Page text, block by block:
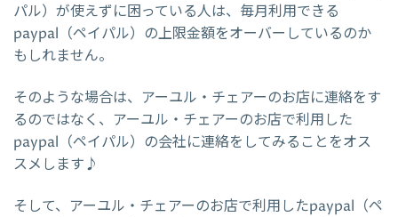
パル）が使えずに困っている人は、毎月利用できる
paypal（ペイパル）の上限金額をオーバーしているのか
もしれません。
そのような場合は、アーユル・チェアーのお店に連絡をす
るのではなく、アーユル・チェアーのお店で利用した
paypal（ペイパル）の会社に連絡をしてみることをオス
スメします♪
そして、アーユル・チェアーのお店で利用したpaypal（ペ